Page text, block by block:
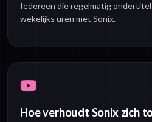
Iedereen die regelmatig
wekelijks uren met Sonix.
Hoe verhoudt Sonix zich